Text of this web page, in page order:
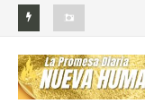
Cambiarán tu